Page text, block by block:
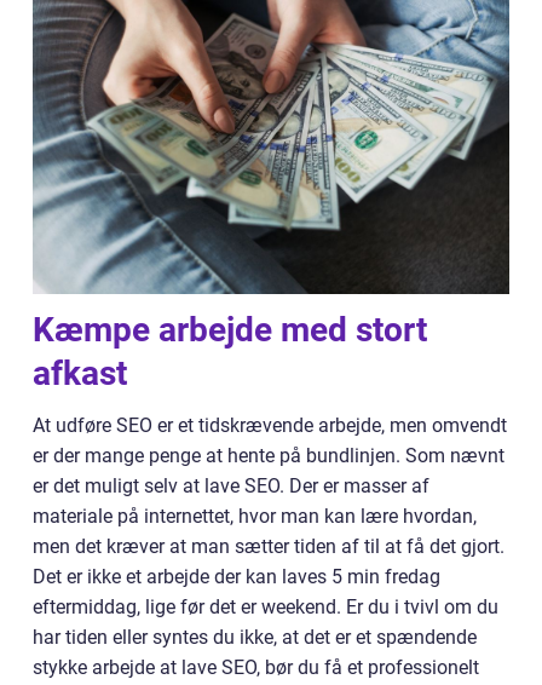
Kæmpe arbejde med stort
afkast
At udføre SEO er et tidskrævende arbejde, men omvendt
er der mange penge at hente på bundlinjen. Som nævnt
er det muligt selv at lave SEO. Der er masser af
materiale på internettet, hvor man kan lære hvordan,
men det kræver at man sætter tiden af til at få det gjort.
Det er ikke et arbejde der kan laves 5 min fredag
eftermiddag, lige før det er weekend. Er du i tvivl om du
har tiden eller syntes du ikke, at det er et spændende
stykke arbejde at lave SEO, bør du få et professionelt